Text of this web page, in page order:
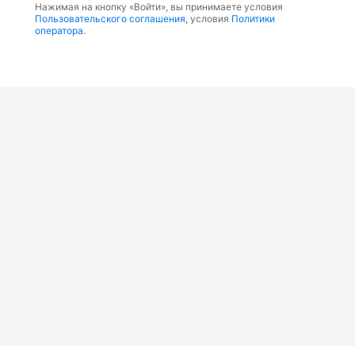
Нажимая на кнопку «Войти», вы принимаете условия
Пользовательского соглашения, условия Политики
оператора.